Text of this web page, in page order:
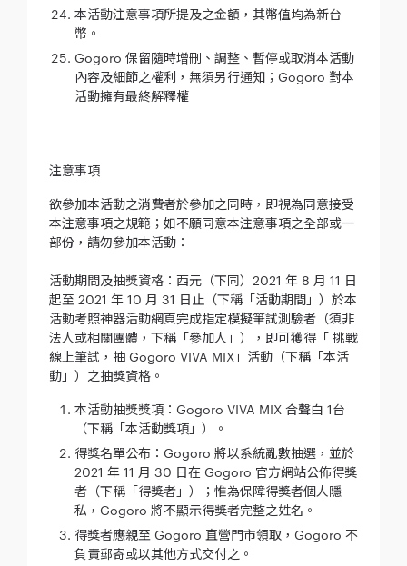
本活動注意事項所提及之金額，其幣值均為新台
幣。
Gogoro 保留隨時增刪、調整、暫停或取消本活動
內容及細節之權利，無須另行通知；Gogoro 對本
活動擁有最終解釋權
注意事項
欲參加本活動之消費者於參加之同時，即視為同意接受
本注意事項之規範；如不願同意本注意事項之全部或一
部份，請勿參加本活動：
活動期間及抽獎資格：西元（下同）2021 年 8 月 11 日
起至 2021 年 10 月 31 日止（下稱「活動期間」）於本
活動考照神器活動網頁完成指定模擬筆試測驗者（須非
法人或相關團體，下稱「參加人」），即可獲得「 挑戰
線上筆試，抽 Gogoro VIVA MIX」活動（下稱「本活
動」）之抽獎資格。
本活動抽獎獎項：Gogoro VIVA MIX 合聲白 1台
（下稱「本活動獎項」）。
得獎名單公布：Gogoro 將以系統亂數抽選，並於
2021 年 11 月 30 日在 Gogoro 官方網站公佈得獎
者（下稱「得獎者」）；惟為保障得獎者個人隱
私，Gogoro 將不顯示得獎者完整之姓名。
得獎者應親至 Gogoro 直營門市領取，Gogoro 不
負責郵寄或以其他方式交付之。